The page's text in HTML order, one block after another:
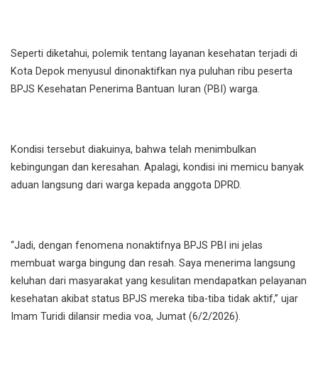
Seperti diketahui, polemik tentang layanan kesehatan terjadi di
Kota Depok menyusul dinonaktifkan nya puluhan ribu peserta
BPJS Kesehatan Penerima Bantuan Iuran (PBI) warga.
Kondisi tersebut diakuinya, bahwa telah menimbulkan
kebingungan dan keresahan. Apalagi, kondisi ini memicu banyak
aduan langsung dari warga kepada anggota DPRD.
“Jadi, dengan fenomena nonaktifnya BPJS PBI ini jelas
membuat warga bingung dan resah. Saya menerima langsung
keluhan dari masyarakat yang kesulitan mendapatkan pelayanan
kesehatan akibat status BPJS mereka tiba-tiba tidak aktif,” ujar
Imam Turidi dilansir media voa, Jumat (6/2/2026).